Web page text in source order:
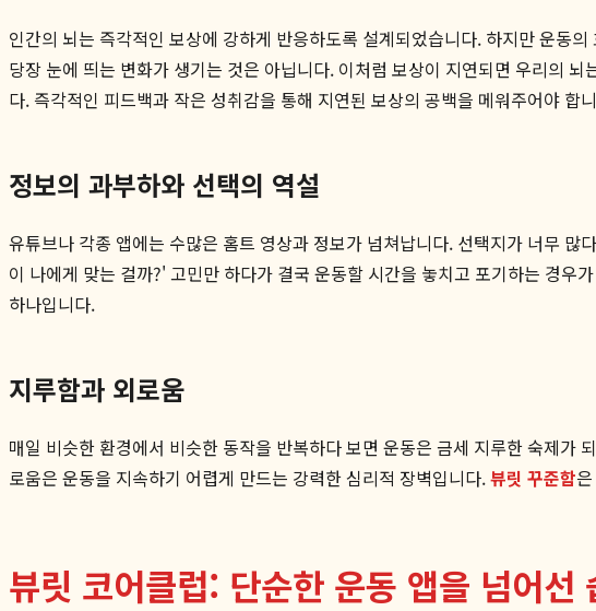
인간의 뇌는 즉각적인 보상에 강하게 반응하도록 설계되었습니다. 하지만 운동
당장 눈에 띄는 변화가 생기는 것은 아닙니다. 이처럼 보상이 지연되면 우리의
다. 즉각적인 피드백과 작은 성취감을 통해 지연된 보상의 공백을 메워주어야 합
정보의 과부하와 선택의 역설
유튜브나 각종 앱에는 수많은 홈트 영상과 정보가 넘쳐납니다. 선택지가 너무
이 나에게 맞는 걸까?' 고민만 하다가 결국 운동할 시간을 놓치고 포기하는 경우
하나입니다.
지루함과 외로움
매일 비슷한 환경에서 비슷한 동작을 반복하다 보면 운동은 금세 지루한 숙제가
로움은 운동을 지속하기 어렵게 만드는 강력한 심리적 장벽입니다.뷰릿 꾸준함
뷰릿 코어클럽: 단순한 운동 앱을 넘어선